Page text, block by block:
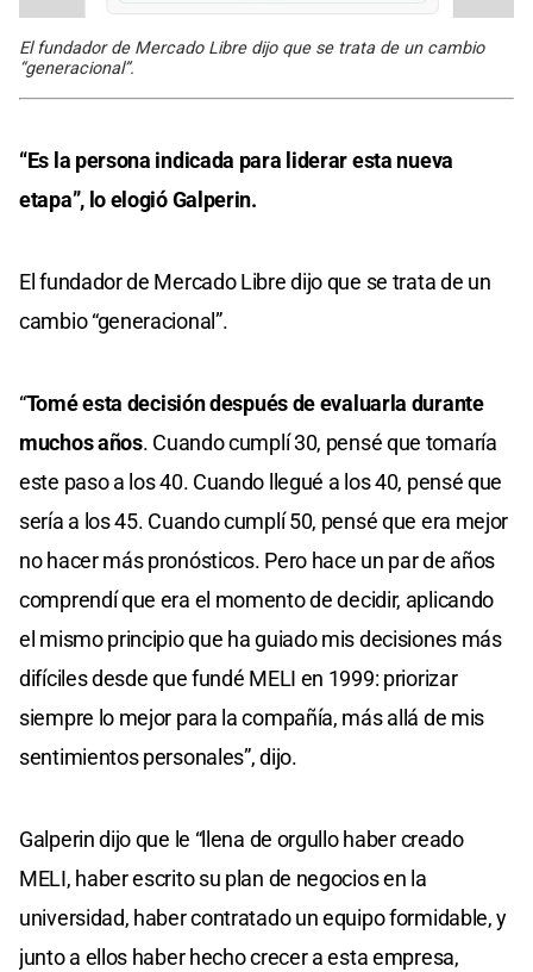
El fundador de Mercado Libre dijo que se trata de un cambio
“generacional”.
“Es la persona indicada para liderar esta nueva
etapa”, lo elogió Galperin.
El fundador de Mercado Libre dijo que se trata de un
cambio “generacional”.
“Tomé esta decisión después de evaluarla durante
muchos años. Cuando cumplí 30, pensé que tomaría
este paso a los 40. Cuando llegué a los 40, pensé que
sería a los 45. Cuando cumplí 50, pensé que era mejor
no hacer más pronósticos. Pero hace un par de años
comprendí que era el momento de decidir, aplicando
el mismo principio que ha guiado mis decisiones más
difíciles desde que fundé MELI en 1999: priorizar
siempre lo mejor para la compañía, más allá de mis
sentimientos personales”, dijo.
Galperin dijo que le “llena de orgullo haber creado
MELI, haber escrito su plan de negocios en la
universidad, haber contratado un equipo formidable, y
junto a ellos haber hecho crecer a esta empresa,